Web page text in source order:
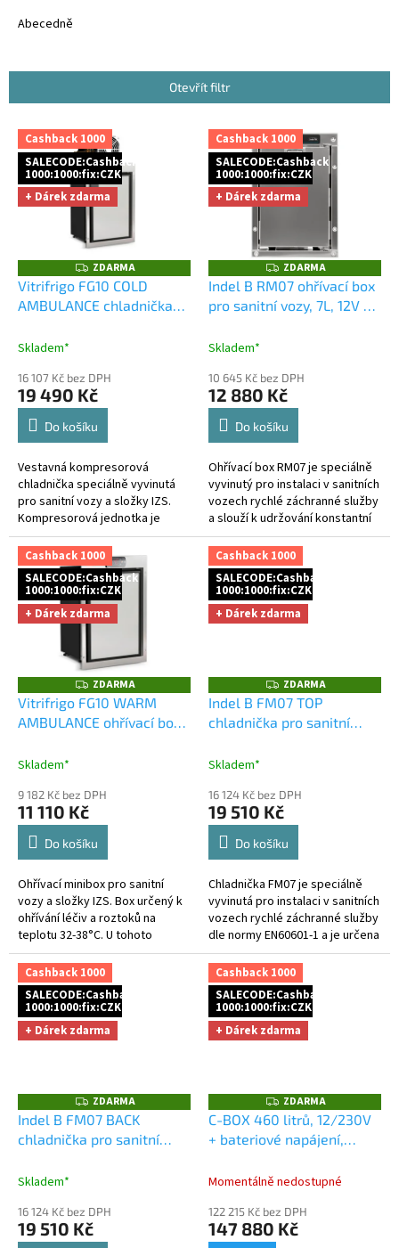
r
Abecedně
Otevřít filtr
V Cashback 1000
SALECODE:Cashback
1000:1000:fix:CZK
+ Dárek zdarma
Z
D
A
R
ZDARMA
Vitrifrigo FG10 COLD
AMBULANCE chladnička
1000 Kč jako dodatečná
Skladem*
16 107 Kč bez DPH
19 490 Kč
Do košíku
Vestavná kompresorová
chladnička speciálně vyvinutá
pro sanitní vozy a složky IZS.
Kompresorová jednotka je
odnímatelná, lze ji umístit až do
vzdálenosti do max 0,5 m od...
Cashback 1000
SALECODE:Cashback
1000:1000:fix:CZK
+ Dárek zdarma
Z
D
A
R
ZDARMA
Indel B RM07 ohřívací box
pro sanitní vozy, 7L, 12V +
dodatečná sleva za platbu
Skladem*
10 645 Kč bez DPH
12 880 Kč
Do košíku
Ohřívací box RM07 je speciálně
vyvinutý pro instalaci v sanitních
vozech rychlé záchranné služby
a slouží k udržování konstantní
teploty v nastavitelném rozmezí
32° až 4°C s...
Cashback 1000
SALECODE:Cashback
1000:1000:fix:CZK
+ Dárek zdarma
Z
D
A
R
ZDARMA
Vitrifrigo FG10 WARM
AMBULANCE ohřívací box
1000 Kč jako dodatečná
Skladem*
9 182 Kč bez DPH
11 110 Kč
Do košíku
Ohřívací minibox pro sanitní
vozy a složky IZS. Box určený k
ohřívání léčiv a roztoků na
teplotu 32-38°C. U tohoto
produktu nabízíme
1.000Kč cashback za platbu
předem...
Cashback 1000
SALECODE:Cashback
1000:1000:fix:CZK
+ Dárek zdarma
Z
D
A
R
M
ZDARMA
Indel B FM07 TOP
chladnička pro sanitní
jako dodatečná sleva za
Skladem*
16 124 Kč bez DPH
19 510 Kč
Do košíku
Chladnička FM07 je speciálně
vyvinutá pro instalaci v sanitních
vozech rychlé záchranné služby
dle normy EN60601-1 a je určena
k transportu zchlazených léků*.
U tohoto...
Cashback 1000
SALECODE:Cashback
1000:1000:fix:CZK
+ Dárek zdarma
Z
D
A
R
M
ZDARMA
Indel B FM07 BACK
chladnička pro sanitní
jako dodatečná sleva za
Skladem*
16 124 Kč bez DPH
19 510 Kč
Cashback 1000
SALECODE:Cashback
1000:1000:fix:CZK
+ Dárek zdarma
Z
D
A
R
ZDARMA
C-BOX 460 litrů, 12/230V
+ bateriové napájení,
kontejner, 0-12°C+
dodatečná sleva za platbu
předem
Momentálně nedostupné
122 215 Kč bez DPH
147 880 Kč